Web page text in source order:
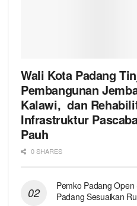
Wali Kota Padang
Pembangunan
Kalawi, dan
Infrastruktur
Pauh
0 SHARES
Pemko Padang
Padang Sesuaikan